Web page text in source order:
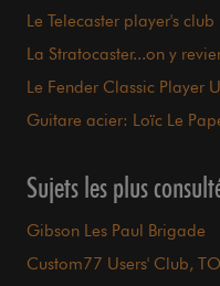
Le Telecaster player's club
La Stratocaster...on y
Le Fender Classic Player
Guitare acier: Loïc Le
Sujets les plus
Gibson Les Paul Brigade
Custom77 Users' Club,